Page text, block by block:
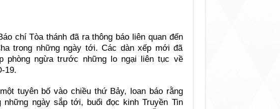
chí Tòa thánh đã ra thông báo liên quan đến
trong những ngày tới. Các dàn xếp mới đã
phòng ngừa trước những lo ngại liên tục về
19.
tuyên bố vào chiều thứ Bảy, loan báo rằng
những ngày sắp tới, buổi đọc kinh Truyền Tin